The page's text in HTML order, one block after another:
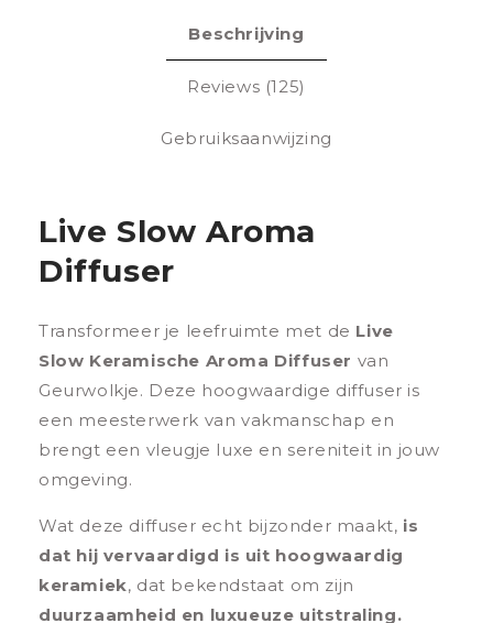
Beschrijving
Reviews (125)
Gebruiksaanwijzing
Live Slow Aroma
Diffuser
Transformeer je leefruimte met de Live
Slow Keramische Aroma Diffuser van
Geurwolkje. Deze hoogwaardige diffuser is
een meesterwerk van vakmanschap en
brengt een vleugje luxe en sereniteit in jouw
omgeving.
Wat deze diffuser echt bijzonder maakt, is
dat hij vervaardigd is uit hoogwaardig
keramiek, dat bekendstaat om zijn
duurzaamheid en luxueuze uitstraling.